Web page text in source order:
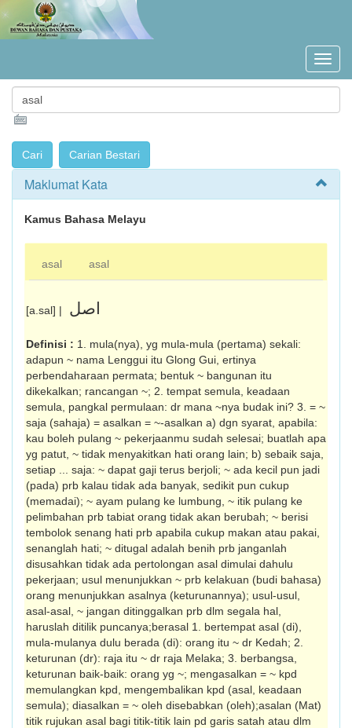
Maklumat Kata
Kamus Bahasa Melayu
asal asal
[a.sal] | اصل
Definisi : 1. mula(nya), yg mula-mula (pertama) sekali:
adapun ~ nama Lenggui itu Glong Gui, ertinya
perbendaharaan permata; bentuk ~ bangunan itu
dikekalkan; rancang­an ~; 2. tempat semula, keadaan
semula, pangkal permulaan: dr mana ~nya budak ini? 3. = ~
saja (sahaja) = asalkan = ~-asalkan a) dgn syarat, apabila:
kau boleh pulang ~ pekerjaanmu sudah selesai; buatlah apa
yg patut, ~ tidak menyakitkan hati orang lain; b) sebaik saja,
setiap ... saja: ~ dapat gaji terus berjoli; ~ ada kecil pun jadi
(pada) prb kalau tidak ada banyak, sedikit pun cukup
(memadai); ~ ayam pulang ke lumbung, ~ itik pulang ke
pelimbahan prb tabiat orang tidak akan berubah; ~ berisi
tembolok senang hati prb apabila cukup makan atau pakai,
senanglah hati; ~ ditugal adalah benih prb janganlah
disusahkan tidak ada pertolongan asal dimulai dahulu
pekerjaan; usul menunjukkan ~ prb kelakuan (budi bahasa)
orang menunjukkan asalnya (keturunannya); usul-usul,
asal-asal, ~ jangan ditinggalkan prb dlm segala hal,
haruslah ditilik puncanya;berasal 1. bertempat asal (di),
mula-mulanya dulu berada (di): orang itu ~ dr Kedah; 2.
keturunan (dr): raja itu ~ dr raja Melaka; 3. berbangsa,
keturunan baik-baik: orang yg ~; mengasalkan = ~ kpd
memulangkan kpd, mengembalikan kpd (asal, keadaan
semula); diasalkan = ~ oleh disebabkan (oleh);asalan (Mat)
titik rujukan asal bagi titik-titik lain pd garis satah atau dlm